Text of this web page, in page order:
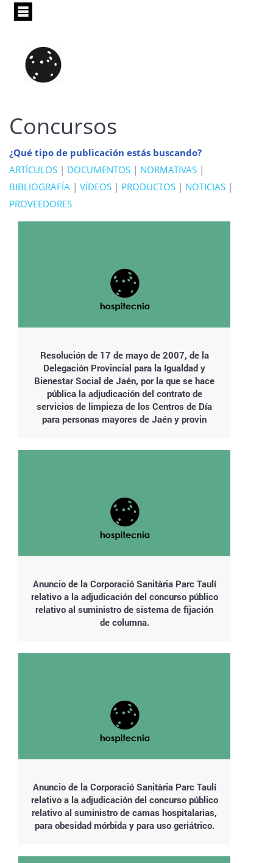
Pasar
principal
Concursos
¿Qué tipo de publicación estás buscando?
ARTÍCULOS | DOCUMENTOS | NORMATIVAS |
BIBLIOGRAFÍA | VÍDEOS | PRODUCTOS | NOTICIAS |
PROVEEDORES
Resolución de 17 de mayo de 2007, de la
Delegación Provincial para la Igualdad y
Bienestar Social de Jaén, por la que se hace
pública la adjudicación del contrato de
servicios de limpieza de los Centros de Día
para personas mayores de Jaén y provin
Anuncio de la Corporació Sanitària Parc Taulí
relativo a la adjudicación del concurso público
relativo al suministro de sistema de fijación
de columna.
Anuncio de la Corporació Sanitària Parc Taulí
relativo a la adjudicación del concurso público
relativo al suministro de camas hospitalarias,
para obesidad mórbida y para uso geriátrico.